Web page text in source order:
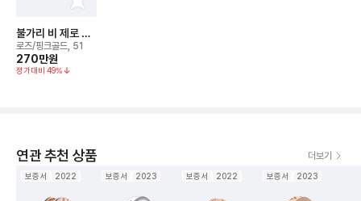
불가리 비 제로 원
락 2밴드 링
로즈/핑크골드, 51
270만원
정가대비 49%
연관 추천 상품 더보기
보증서 2022 보증서 2023 보증서 2022 보증서 2023